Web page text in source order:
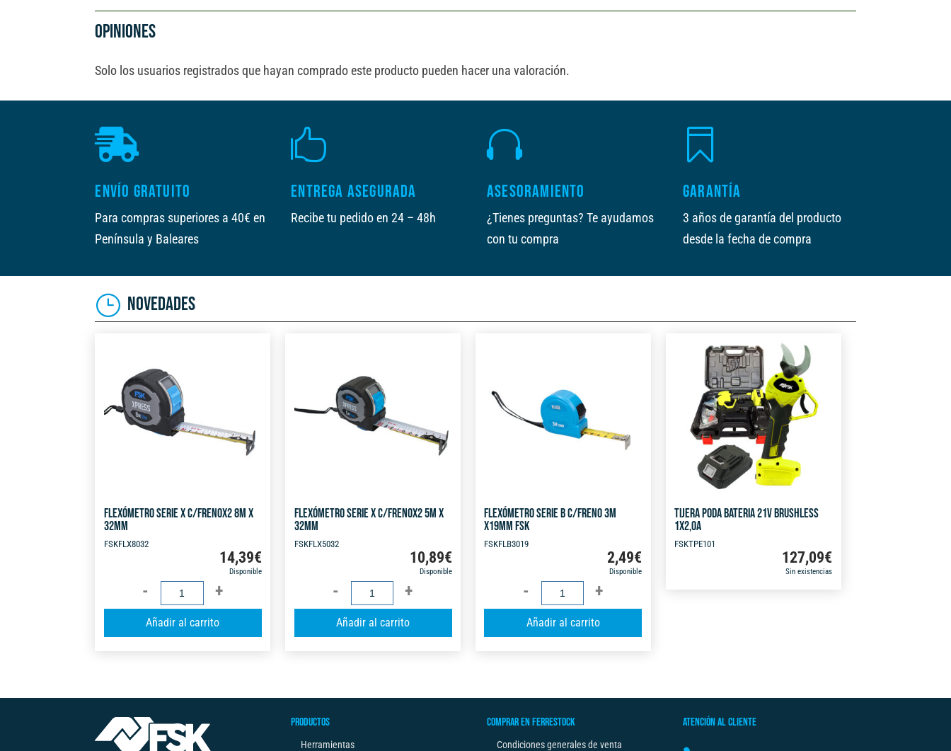
OPINIONES
Solo los usuarios registrados que hayan comprado este producto pueden hacer una valoración.

ENVÍO GRATUITO
Para compras superiores a 40€ en
Península y Baleares

ENTREGA ASEGURADA
Recibe tu pedido en 24 – 48h

ASESORAMIENTO
¿Tienes preguntas? Te ayudamos
con tu compra

GARANTÍA
3 años de garantía del producto
desde la fecha de compra
NOVEDADES
FLEXÓMETRO SERIE X C/FRENOX2 8M X
32MM
FSKFLX8032
14,39€
Disponible
FLEXÓMETRO
SERIE
C/FRENOX2
32MM
cantidad
Añadir al carrito
A
FLEXÓMETRO SERIE X C/FRENOX2 5M X
32MM
FSKFLX5032
10,89€
Disponible
FLEXÓMETRO
SERIE
C/FRENOX2
32MM
cantidad
Añadir al carrito
A
FLEXÓMETRO SERIE B C/FRENO 3M
X19MM FSK
FSKFLB3019
2,49€
Disponible
FLEXÓMETRO
SERIE
C/FRENO
FSK
cantidad
Añadir al carrito
TIJERA PODA BATERIA 21V BRUSHLESS
1X2,0A
FSKTPE101
127,09€
Sin existencias
PRODUCTOS
Herramientas
COMPRAR EN FERRESTOCK
Condiciones generales de venta
ATENCIÓN AL CLIENTE